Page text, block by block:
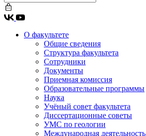
О факультете
Общие сведения
Структура факультета
Сотрудники
Документы
Приемная комиссия
Образовательные программы
Наука
Учёный совет факультета
Диссертационные советы
УМС по геологии
Международная деятельность